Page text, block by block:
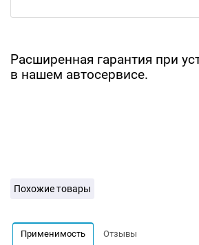
Расширенная гарантия при
в нашем автосервисе.
Похожие товары
Применимость Отзывы